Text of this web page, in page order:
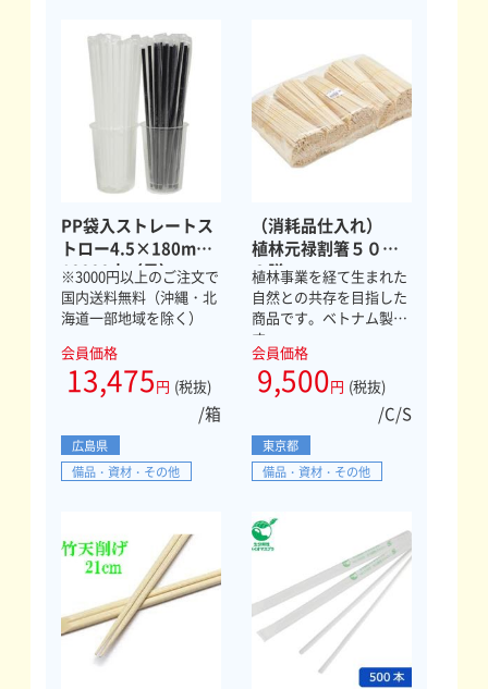
PP袋入ストレートス
トロー4.5×180mm
10000本（黒）
※3000円以上のご注文で
国内送料無料（沖縄・北
海道一部地域を除く）
会員価格
13,475円 (税抜)
/箱
広島県
備品・資材・その他
（消耗品仕入れ）
植林元禄割箸５００
０膳
植林事業を経て生まれた
自然との共存を目指した
商品です。ベトナム製で
す。
会員価格
9,500円 (税抜)
/C/S
東京都
備品・資材・その他